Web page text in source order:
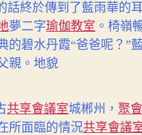
話終於傳到了藍雨華的
夢二字瑜伽教室 。椅嶺
的碧水丹霞“爸爸呢？”藍
親。地貌
共享會議室城郴州， 聚
所面臨的情況共享會議